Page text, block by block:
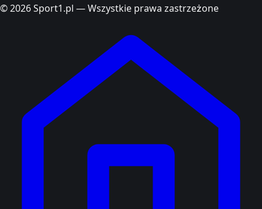
© 2026 Sport1.pl — Wszystkie prawa zastrzeżone